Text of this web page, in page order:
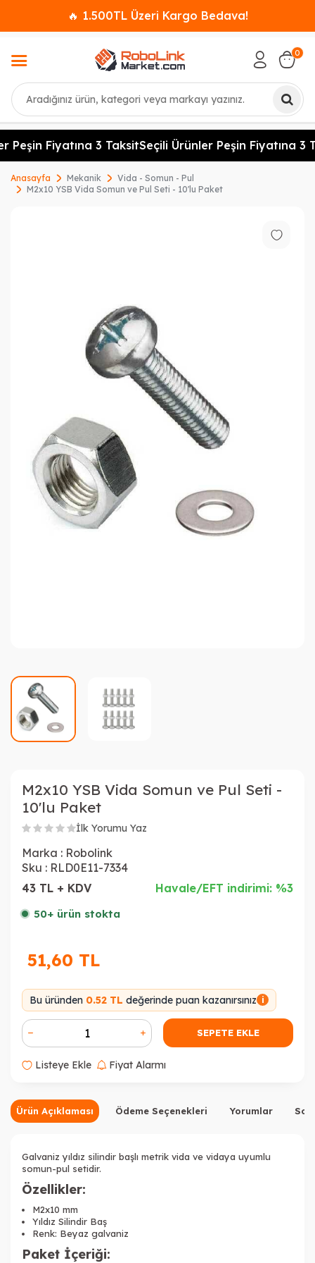
🔥 1.500TL Üzeri Kargo Bedava!
Ara
0
Peşin Fiyatına 3 TaksitSeçili Ürünler Peşin Fiyatına 3
Anasayfa Mekanik
Vida - Somun - Pul
M2x10 YSB Vida Somun ve Pul Seti - 10'lu Paket
M2x10 YSB Vida Somun ve Pul Seti -
10'lu Paket
İlk Yorumu Yaz
Marka : Robolink
Sku : RLD0E11-7334
43 TL + KDV
Havale/EFT indirimi: %3
50+ ürün stokta
51,60 TL
Bu üründen 0.52 TL değerinde puan kazanırsınız i
SEPETE EKLE
Listeye Ekle Fiyat Alarmı
Ürün Açıklaması Ödeme Seçenekleri Yorumlar
Galvaniz yıldız silindir başlı metrik vida ve vidaya uyumlu
somun-pul setidir.
Özellikler:
M2x10 mm
Yıldız Silindir Baş
Renk: Beyaz galvaniz
Paket İçeriği: